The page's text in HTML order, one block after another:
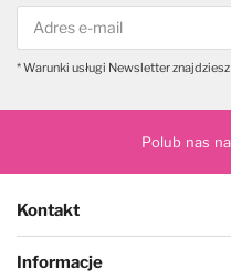
* Warunki usługi Newsletter
Polub nas
Kontakt
Informacje